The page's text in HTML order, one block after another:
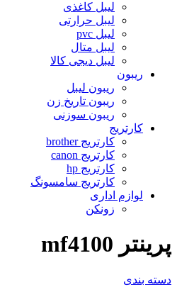
لیبل کاغذی
لیبل حرارتی
لیبل pvc
لیبل متال
لیبل دیجی کالا
ریبون
ریبون لیبل
ریبون تاریخ زن
ریبون سوزنی
کارتریج
کارتریج brother
کارتریج canon
کارتریج hp
کارتریج سامسونگ
لوازم اداری
زونکن
پرینتر mf4100
دسته بندی